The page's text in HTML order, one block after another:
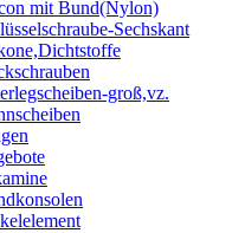
mit Bund(Nylon)
Sechskant
groß,vz.